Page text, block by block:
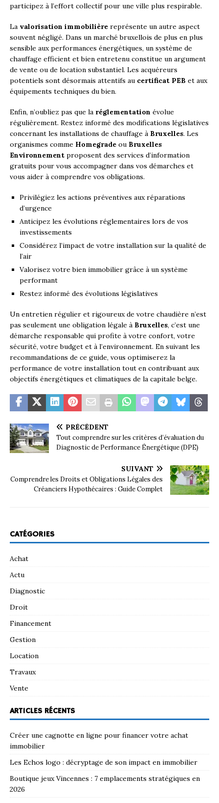
participez à l’effort collectif pour une ville plus respirable.
La valorisation immobilière représente un autre aspect
souvent négligé. Dans un marché bruxellois de plus en plus
sensible aux performances énergétiques, un système de
chauffage efficient et bien entretenu constitue un argument
de vente ou de location substantiel. Les acquéreurs
potentiels sont désormais attentifs au certificat PEB et aux
équipements techniques du bien.
Enfin, n’oubliez pas que la réglementation évolue
régulièrement. Restez informé des modifications législatives
concernant les installations de chauffage à Bruxelles. Les
organismes comme Homegrade ou Bruxelles
Environnement proposent des services d’information
gratuits pour vous accompagner dans vos démarches et
vous aider à comprendre vos obligations.
Privilégiez les actions préventives aux réparations
d’urgence
Anticipez les évolutions réglementaires lors de vos
investissements
Considérez l’impact de votre installation sur la qualité de
l’air
Valorisez votre bien immobilier grâce à un système
performant
Restez informé des évolutions législatives
Un entretien régulier et rigoureux de votre chaudière n’est
pas seulement une obligation légale à Bruxelles, c’est une
démarche responsable qui profite à votre confort, votre
sécurité, votre budget et à l’environnement. En suivant les
recommandations de ce guide, vous optimiserez la
performance de votre installation tout en contribuant aux
objectifs énergétiques et climatiques de la capitale belge.
PRÉCÉDENT
Tout comprendre sur les critères d’évaluation du
Diagnostic de Performance Énergétique (DPE)
SUIVANT
Comprendre les Droits et Obligations Légales des
Créanciers Hypothécaires : Guide Complet
CATÉGORIES
Achat
Actu
Diagnostic
Droit
Financement
Gestion
Location
Travaux
Vente
ARTICLES RÉCENTS
Créer une cagnotte en ligne pour financer votre achat
immobilier
Les Echos logo : décryptage de son impact en immobilier
Boutique jeux Vincennes : 7 emplacements stratégiques en
2026